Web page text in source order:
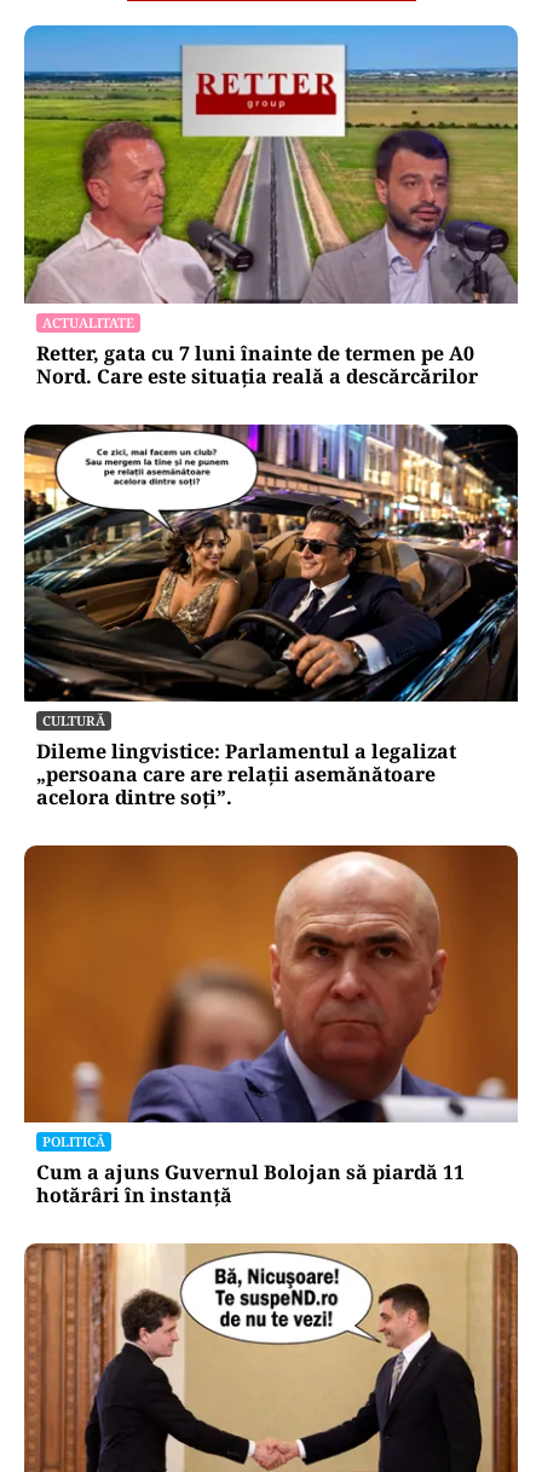
ACTUALITATE
Retter, gata cu 7 luni înainte de termen pe A0
Nord. Care este situația reală a descărcărilor
CULTURĂ
Dileme lingvistice: Parlamentul a legalizat
„persoana care are relații asemănătoare
acelora dintre soți”.
POLITICĂ
Cum a ajuns Guvernul Bolojan să piardă 11
hotărâri în instanță